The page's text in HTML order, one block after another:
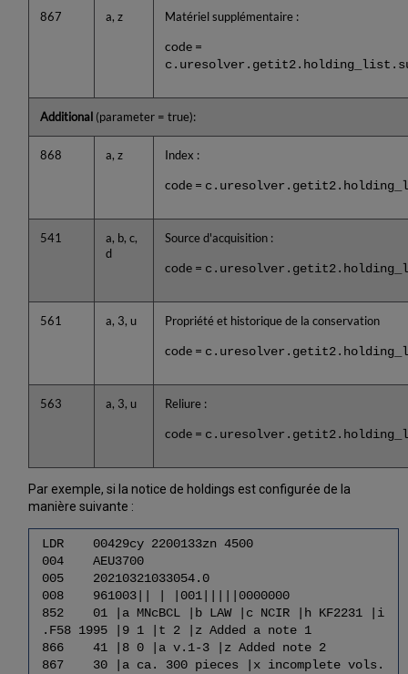
867 a, z Matériel supplémentaire :
code =
Additional (parameter = true):
868 a, z Index :
code =
541
a, b, c,
d
Source d'acquisition :
code =
561 a, 3, u Propriété et historique de la conservation
code =
563 a, 3, u Reliure :
code =
Par exemple, si la notice de holdings est configurée de la
manière suivante :
LDR 00429cy 2200133zn 4500
004 AEU3700
005 20210321033054.0
008 961003|| | |001|||||0000000
852 01 |a MNcBCL |b LAW |c NCIR |h KF2231 |i
.F58 1995 |9 1 |t 2 |z Added a note 1
866 41 |8 0 |a v.1-3 |z Added note 2
867 30 |a ca. 300 pieces |x incomplete vols.